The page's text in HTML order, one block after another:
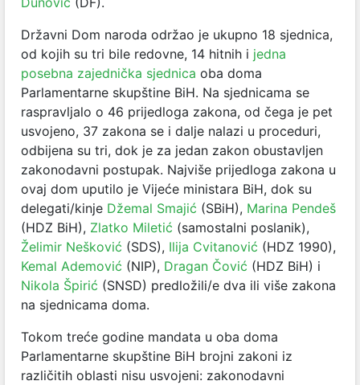
Državni Dom naroda održao je ukupno 18 sjednica,
od kojih su tri bile redovne, 14 hitnih i jedna
posebna zajednička sjednica oba doma
Parlamentarne skupštine BiH. Na sjednicama se
raspravljalo o 46 prijedloga zakona, od čega je pet
usvojeno, 37 zakona se i dalje nalazi u proceduri,
odbijena su tri, dok je za jedan zakon obustavljen
zakonodavni postupak. Najviše prijedloga zakona u
ovaj dom uputilo je Vijeće ministara BiH, dok su
delegati/kinje Džemal Smajić (SBiH), Marina Pendeš
(HDZ BiH), Zlatko Miletić (samostalni poslanik),
Želimir Nešković (SDS), Ilija Cvitanović (HDZ 1990),
Kemal Ademović (NIP), Dragan Čović (HDZ BiH) i
Nikola Špirić (SNSD) predložili/e dva ili više zakona
na sjednicama doma.
Tokom treće godine mandata u oba doma
Parlamentarne skupštine BiH brojni zakoni iz
različitih oblasti nisu usvojeni: zakonodavni